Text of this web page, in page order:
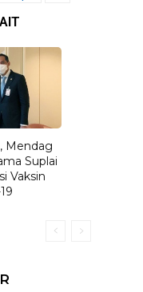
Mendag
Suplai
Vaksin